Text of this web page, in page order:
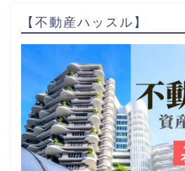
【不動産ハッスル】